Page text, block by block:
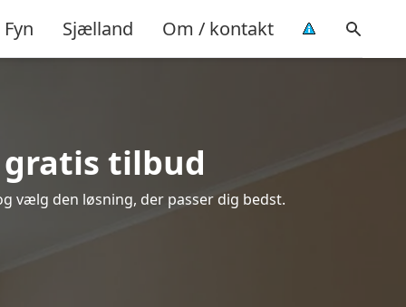
Fyn Sjælland Om / kontakt
tilbud
vælg den løsning, der passer dig bedst.